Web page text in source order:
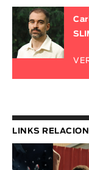
LINKS